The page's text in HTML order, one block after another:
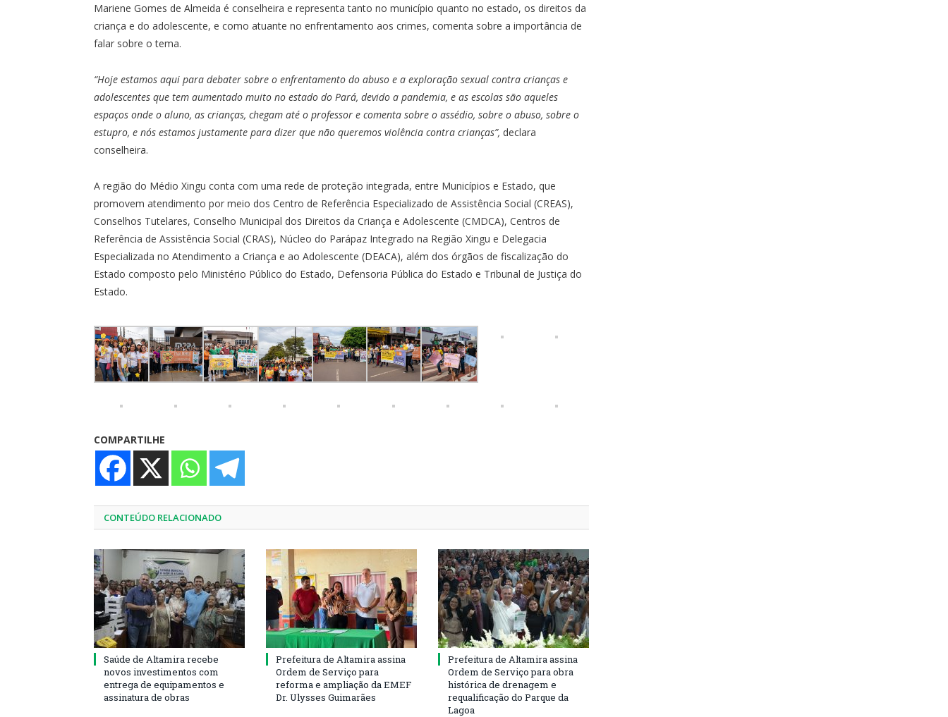
Mariene Gomes de Almeida é conselheira e representa tanto no município quanto no estado, os direitos da
criança e do adolescente, e como atuante no enfrentamento aos crimes, comenta sobre a importância de
falar sobre o tema.
“Hoje estamos aqui para debater sobre o enfrentamento do abuso e a exploração sexual contra crianças e
adolescentes que tem aumentado muito no estado do Pará, devido a pandemia, e as escolas são aqueles
espaços onde o aluno, as crianças, chegam até o professor e comenta sobre o assédio, sobre o abuso, sobre o
estupro, e nós estamos justamente para dizer que não queremos violência contra crianças”, declara
conselheira.
A região do Médio Xingu conta com uma rede de proteção integrada, entre Municípios e Estado, que
promovem atendimento por meio dos Centro de Referência Especializado de Assistência Social (CREAS),
Conselhos Tutelares, Conselho Municipal dos Direitos da Criança e Adolescente (CMDCA), Centros de
Referência de Assistência Social (CRAS), Núcleo do Parápaz Integrado na Região Xingu e Delegacia
Especializada no Atendimento a Criança e ao Adolescente (DEACA), além dos órgãos de fiscalização do
Estado composto pelo Ministério Público do Estado, Defensoria Pública do Estado e Tribunal de Justiça do
Estado.
COMPARTILHE
CONTEÚDO RELACIONADO
Saúde de Altamira recebe
novos investimentos com
entrega de equipamentos e
assinatura de obras
Prefeitura de Altamira assina
Ordem de Serviço para
reforma e ampliação da EMEF
Dr. Ulysses Guimarães
Prefeitura de Altamira assina
Ordem de Serviço para obra
histórica de drenagem e
requalificação do Parque da
Lagoa